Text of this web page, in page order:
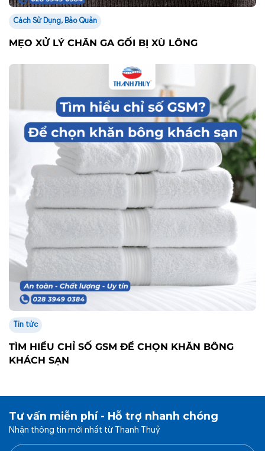
Minh
Trụ sở: 181D Đường 3/2, Phường Vườn Lài, Thành phố Hồ Chí
Minh
Khách hàng Doanh nghiệp:
0283.949.0384
Khách hàngĐại lý/Nhà phân phối:
0909.753.773
Khách hàng Mua Lẻ:
0938.694.065
THÔNG TIN LIÊN HỆ
Tổng Đài Tư Vấn:
Đặt hàng:
sales@chanrathanhthuy.com
Thắc mắc, góp ý:
customerservice@chanrathanhthuy.com
Thời gian hoạt động: Thứ 2 – Thứ 6 (7h30 – 17h00)
LIÊN KẾT NHANH